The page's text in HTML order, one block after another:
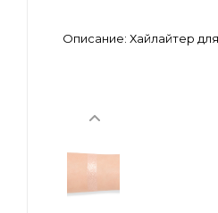
Описание: Хайлайтер